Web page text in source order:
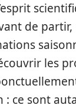
de partir,
les
: ce sont